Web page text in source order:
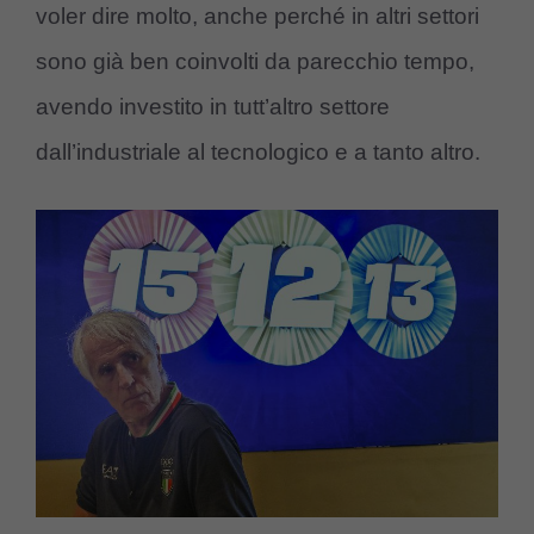
voler dire molto, anche perché in altri settori
sono già ben coinvolti da parecchio tempo,
avendo investito in tutt’altro settore
dall’industriale al tecnologico e a tanto altro.